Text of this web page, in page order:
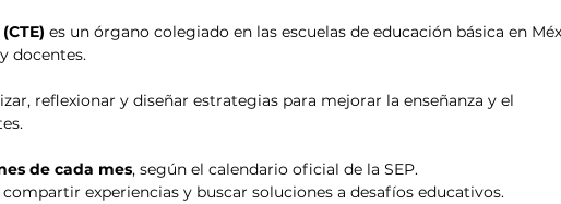
es un órgano colegiado en las escuelas de educación básica en
docentes.
reflexionar y diseñar estrategias para mejorar la enseñanza y el
de cada mes, según el calendario oficial de la SEP.
experiencias y buscar soluciones a desafíos educativos.